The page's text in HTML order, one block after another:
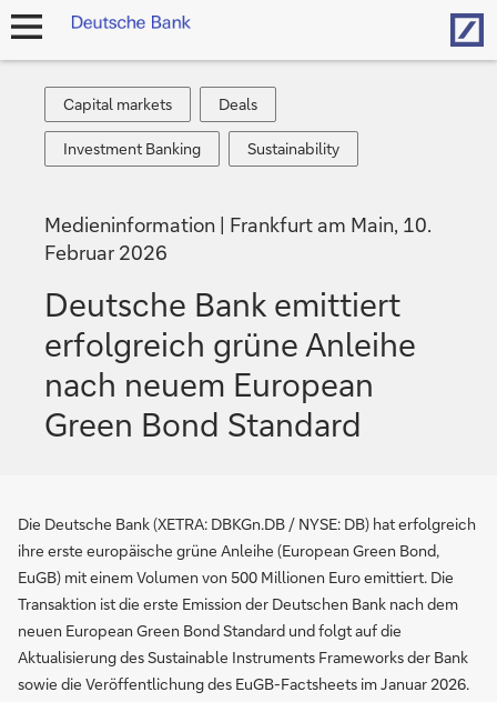
Navigation
Capital
markets
Capital markets
Deals
Deals
Investment
Banking
Investment Banking
Sustainability
Sustainability
Medieninformation Frankfurt am Main, 10.
Februar 2026
Deutsche Bank emittiert
erfolgreich grüne Anleihe
nach neuem European
Green Bond Standard
Die Deutsche Bank (XETRA: DBKGn.DB / NYSE: DB) hat erfolgreich
ihre erste europäische grüne Anleihe (European Green Bond,
EuGB) mit einem Volumen von 500 Millionen Euro emittiert. Die
Transaktion ist die erste Emission der Deutschen Bank nach dem
neuen European Green Bond Standard und folgt auf die
Aktualisierung des Sustainable Instruments Frameworks der Bank
sowie die Veröffentlichung des EuGB-Factsheets im Januar 2026.